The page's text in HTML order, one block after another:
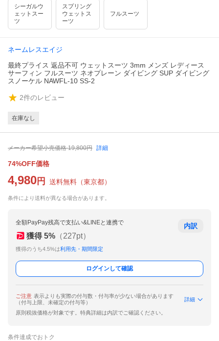
シーガルウ
ェットスー
ツ
スプリング
ウェットス
ーツ
フルスーツ
ネームレスエイジ
最終プライス 返品不可 ウェットスーツ 3mm メンズ レディース
サーフィン フルスーツ ネオプレーン ダイビング SUP ダイビング
スノーケル NAWFL-10 SS-2
2件のレビュー
在庫なし
メーカー希望小売価格 19,800円 詳細
74%OFF価格
4,980 円 送料無料 （東京都）
条件により送料が異なる場合があります。
全額PayPay残高で支払い&LINEと連携で
獲得 5% （227pt）
獲得のうち4.5%は利用先・期間限定
内訳
ログインして確認
ご注意 表示よりも実際の付与数・付与率が少ない場合があります
（付与上限、未確定の付与等）
詳細
原則税抜価格が対象です。特典詳細は内訳でご確認ください。
条件達成でおトク